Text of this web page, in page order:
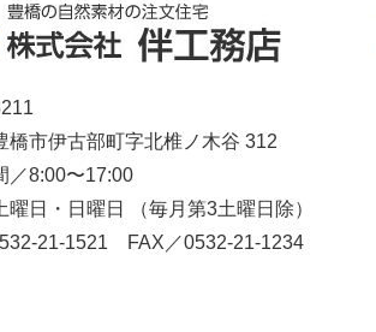
橋市伊古部町字北椎ノ木谷 312
／8:00〜17:00
曜日・日曜日 （毎月第3土曜日除）
21-1521 FAX／0532-21-1234